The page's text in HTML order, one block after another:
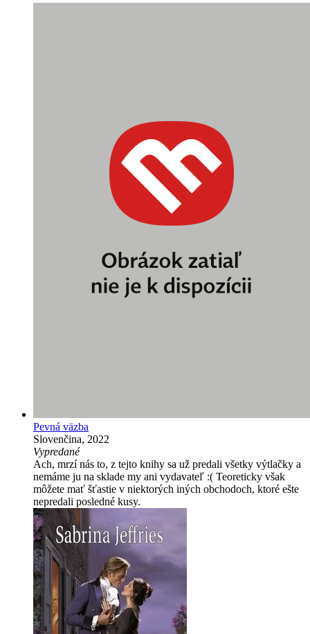
Pevná väzba
Slovenčina, 2022
Vypredané
Ach, mrzí nás to, z tejto knihy sa už predali všetky výtlačky a
nemáme ju na sklade my ani vydavateľ :( Teoreticky však
môžete mať šťastie v niektorých iných obchodoch, ktoré ešte
nepredali posledné kusy.